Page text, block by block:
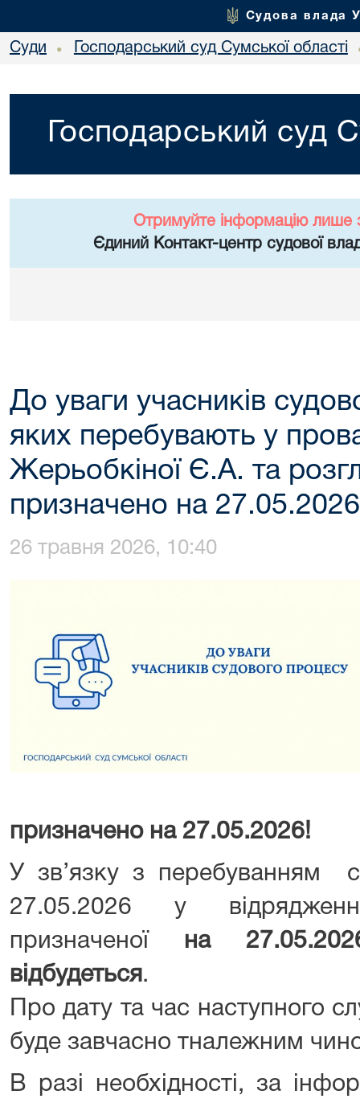
Судова влада
Суди • Господарський суд Сумської області
Господарський суд
Отримуйте інформацію лише
Єдиний Контакт-центр судової
До уваги учасників
яких перебувають у
Жерьобкіної Є.А. та
призначено на
26 травня 2026, 10:40
призначено на 27.05.2026!
У зв’язку з перебуванням
27.05.2026 у
призначеної
на 27.05.
відбудеться .
Про дату та час наступного
буде завчасно тналежним
В разі необхідності, за